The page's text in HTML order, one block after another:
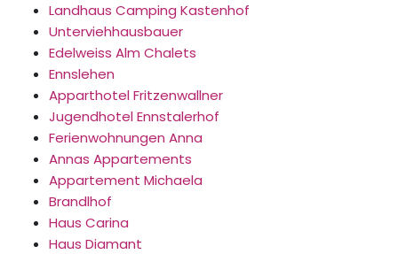
Landhaus Camping Kastenhof
Unterviehhausbauer
Edelweiss Alm Chalets
Ennslehen
Apparthotel Fritzenwallner
Jugendhotel Ennstalerhof
Ferienwohnungen Anna
Annas Appartements
Appartement Michaela
Brandlhof
Haus Carina
Haus Diamant